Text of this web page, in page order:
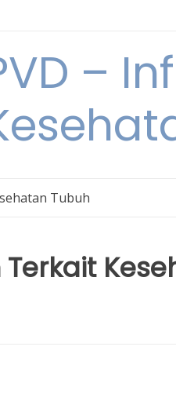
–
Tubuh